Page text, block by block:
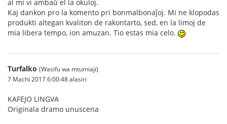
al mi vi ambaŭ el la okuloj.
Kaj dankon pro la komento pri bonmalbonaĵoj. Mi ne klopodas
produkti altegan kvaliton de rakontarto, sed, en la limoj de
mia libera tempo, ion amuzan. Tio estas mia celo.
Turfalko (Wasifu wa mtumiaji)
7 Machi 2017 6:00:48 alasiri
KAFEJO LINGVA
Originala dramo unuscena